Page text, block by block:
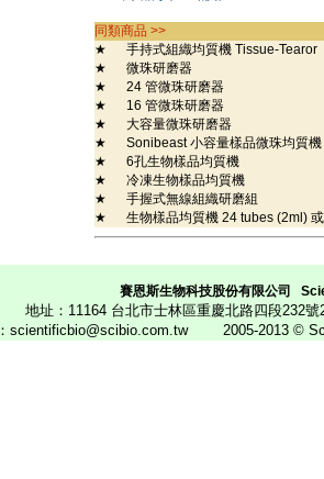
同類商品 >>
★
手持式組織均質機 Tissue-Tearor
★
微珠研磨器
★
24 管微珠研磨器
★
16 管微珠研磨器
★
大容量微珠研磨器
★
Sonibeast 小容量樣品微珠均質機
★
6孔生物樣品均質機
★
冷凍生物樣品均質機
★
手握式無線組織研磨組
★
生物樣品均質機 24 tubes (2ml)
賽恩斯生物科技股份有限公司
地址：11164 台北市士林區重慶北路四段
：scientificbio@scibio.com.tw 2005-2013 ©